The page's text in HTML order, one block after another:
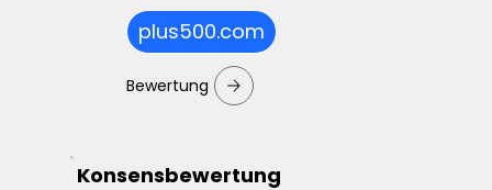
plus500.com
Bewertung
Konsensbewertung